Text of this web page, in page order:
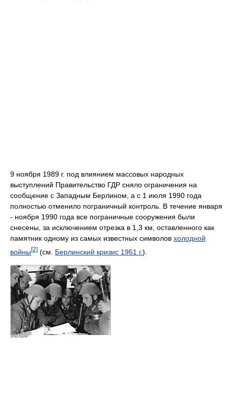
9 ноября 1989 г. под влиянием массовых народных
выступлений Правительство ГДР сняло ограничения на
сообщение с Западным Берлином, а с 1 июля 1990 года
полностью отменило пограничный контроль. В течение января
- ноября 1990 года все пограничные сооружения были
снесены, за исключением отрезка в 1,3 км, оставленного как
памятник одному из самых известных символов холодной
войны[2] (см. Берлинский кризис 1961 г.).